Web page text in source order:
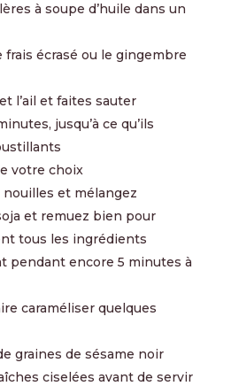
à soupe d’huile dans un
écrasé ou le gingembre
l’ail et faites sauter
jusqu’à ce qu’ils
votre choix
et mélangez
et remuez bien pour
tous les ingrédients
pendant encore 5 minutes à
caraméliser quelques
graines de sésame noir
ciselées avant de servir